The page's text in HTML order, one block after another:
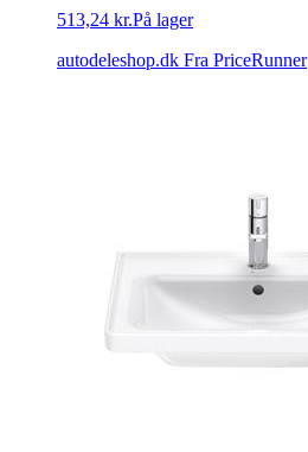
513,24 kr.På lager
autodeleshop.dk Fra PriceRunner